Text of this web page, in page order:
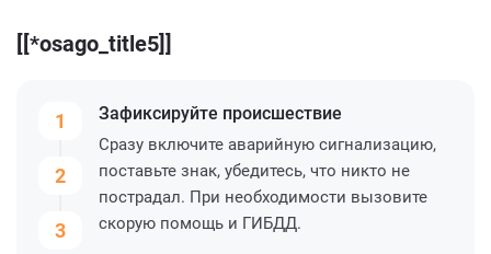
[[*osago_title5]]
1
2
3
Зафиксируйте происшествие
Сразу включите аварийную сигнализацию,
поставьте знак, убедитесь, что никто не
пострадал. При необходимости вызовите
скорую помощь и ГИБДД.